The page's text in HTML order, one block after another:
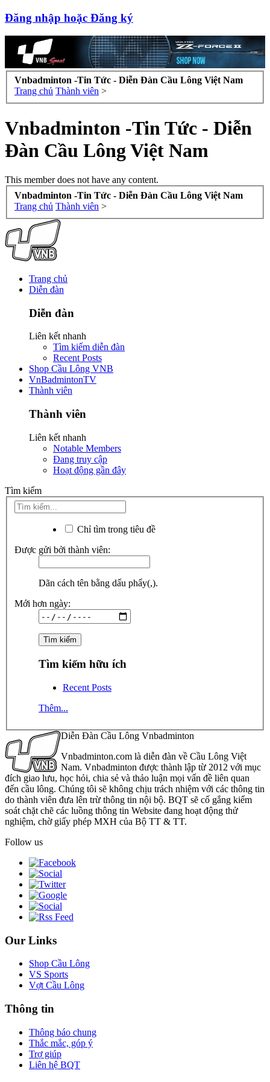
Đăng nhập hoặc Đăng ký
Vnbadminton -Tin Tức - Diễn Đàn Cầu Lông Việt Nam
Trang chủ Thành viên >
Vnbadminton -Tin Tức - Diễn
Đàn Cầu Lông Việt Nam
This member does not have any content.
Vnbadminton -Tin Tức - Diễn Đàn Cầu Lông Việt Nam
Trang chủ Thành viên >
Trang chủ
Diễn đàn
Diễn đàn
Liên kết nhanh
Tìm kiếm diễn đàn
Recent Posts
Shop Cầu Lông VNB
VnBadmintonTV
Thành viên
Thành viên
Liên kết nhanh
Notable Members
Đang truy cập
Hoạt động gần đây
Tìm kiếm
Chỉ tìm trong tiêu đề
Được gửi bởi thành viên:
Dãn cách tên bằng dấu phẩy(,).
Mới hơn ngày:
Tìm kiếm hữu ích
Recent Posts
Thêm...
Diễn Đàn Cầu Lông Vnbadminton
Vnbadminton.com là diễn đàn về Cầu Lông Việt
Nam. Vnbadminton được thành lập từ 2012 với mục
đích giao lưu, học hỏi, chia sẻ và thảo luận mọi vấn đề liên quan
đến cầu lông. Chúng tôi sẽ không chịu trách nhiệm với các thông tin
do thành viên đưa lên trừ thông tin nội bộ. BQT sẽ cố gắng kiểm
soát chặt chẽ các luồng thông tin Website đang hoạt động thử
nghiệm, chờ giấy phép MXH của Bộ TT & TT.
Follow us
Our Links
Shop Cầu Lông
VS Sports
Vợt Cầu Lông
Thông tin
Thông báo chung
Thắc mắc, góp ý
Trợ giúp
Liên hệ BQT